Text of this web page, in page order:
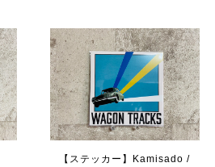
【ステッカー】Kamisado /